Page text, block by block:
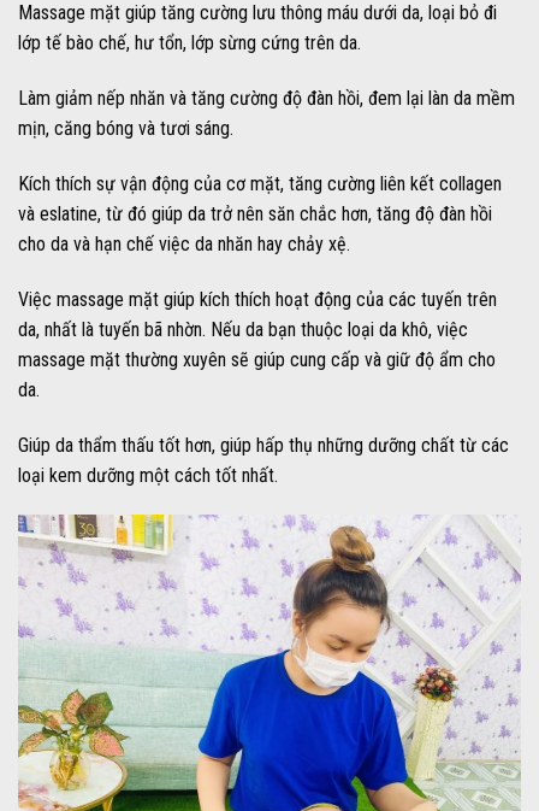
Massage mặt giúp tăng cường lưu thông máu dưới da, loại bỏ đi
lớp tế bào chế, hư tổn, lớp sừng cứng trên da.
Làm giảm nếp nhăn và tăng cường độ đàn hồi, đem lại làn da mềm
mịn, căng bóng và tươi sáng.
Kích thích sự vận động của cơ mặt, tăng cường liên kết collagen
và eslatine, từ đó giúp da trở nên săn chắc hơn, tăng độ đàn hồi
cho da và hạn chế việc da nhăn hay chảy xệ.
Việc massage mặt giúp kích thích hoạt động của các tuyến trên
da, nhất là tuyến bã nhờn. Nếu da bạn thuộc loại da khô, việc
massage mặt thường xuyên sẽ giúp cung cấp và giữ độ ẩm cho
da.
Giúp da thẩm thấu tốt hơn, giúp hấp thụ những dưỡng chất từ các
loại kem dưỡng một cách tốt nhất.